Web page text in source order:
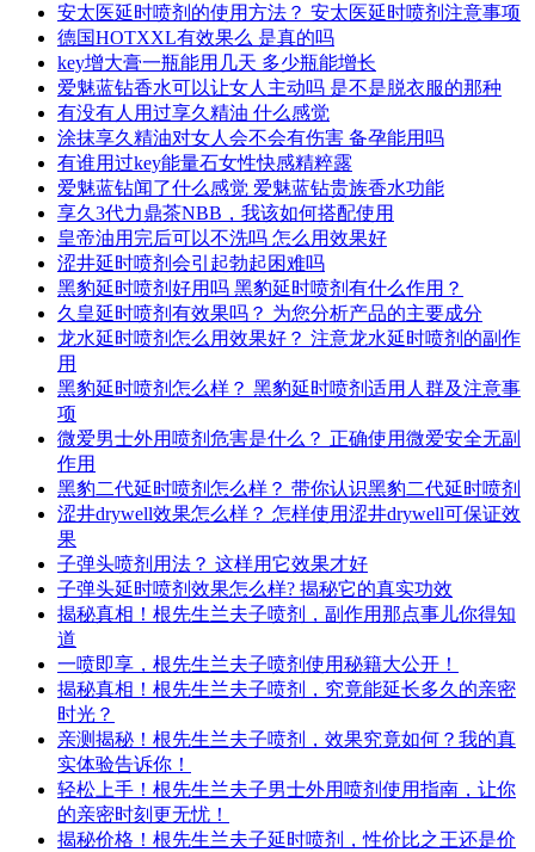
安太医延时喷剂的使用方法？ 安太医延时喷剂注意事项
德国HOTXXL有效果么 是真的吗
key增大膏一瓶能用几天 多少瓶能增长
爱魅蓝钻香水可以让女人主动吗 是不是脱衣服的那种
有没有人用过享久精油 什么感觉
涂抹享久精油对女人会不会有伤害 备孕能用吗
有谁用过key能量石女性快感精粹露
爱魅蓝钻闻了什么感觉 爱魅蓝钻贵族香水功能
享久3代力鼎茶NBB，我该如何搭配使用
皇帝油用完后可以不洗吗 怎么用效果好
涩井延时喷剂会引起勃起困难吗
黑豹延时喷剂好用吗 黑豹延时喷剂有什么作用？
久皇延时喷剂有效果吗？ 为您分析产品的主要成分
龙水延时喷剂怎么用效果好？ 注意龙水延时喷剂的副作
用
黑豹延时喷剂怎么样？ 黑豹延时喷剂适用人群及注意事
项
微爱男士外用喷剂危害是什么？ 正确使用微爱安全无副
作用
黑豹二代延时喷剂怎么样？ 带你认识黑豹二代延时喷剂
涩井drywell效果怎么样？ 怎样使用涩井drywell可保证效
果
子弹头喷剂用法？ 这样用它效果才好
子弹头延时喷剂效果怎么样? 揭秘它的真实功效
揭秘真相！根先生兰夫子喷剂，副作用那点事儿你得知
道
一喷即享，根先生兰夫子喷剂使用秘籍大公开！
揭秘真相！根先生兰夫子喷剂，究竟能延长多久的亲密
时光？
亲测揭秘！根先生兰夫子喷剂，效果究竟如何？我的真
实体验告诉你！
轻松上手！根先生兰夫子男士外用喷剂使用指南，让你
的亲密时刻更无忧！
揭秘价格！根先生兰夫子延时喷剂，性价比之王还是价